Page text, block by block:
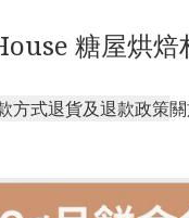
糖屋烘焙
方式退貨及退款政策